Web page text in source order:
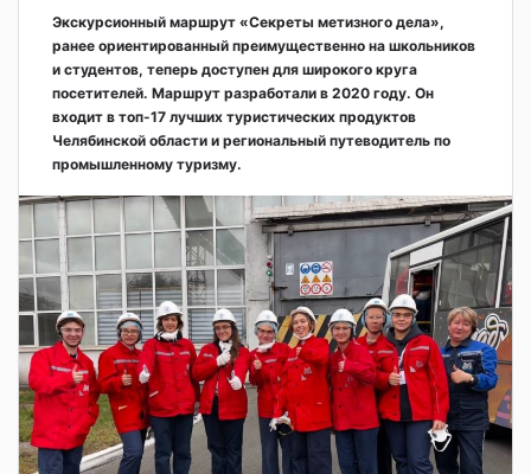
Экскурсионный маршрут «Секреты метизного дела»,
ранее ориентированный преимущественно на школьников
и студентов, теперь доступен для широкого круга
посетителей. Маршрут разработали в 2020 году. Он
входит в топ-17 лучших туристических продуктов
Челябинской области и региональный путеводитель по
промышленному туризму.